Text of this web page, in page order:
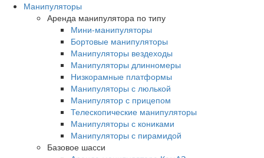
Манипуляторы
Аренда манипулятора по типу
Мини-манипуляторы
Бортовые манипуляторы
Манипуляторы вездеходы
Манипуляторы длинномеры
Низкорамные платформы
Манипуляторы с люлькой
Манипулятор с прицепом
Телескопические манипуляторы
Манипуляторы с кониками
Манипуляторы с пирамидой
Базовое шасси